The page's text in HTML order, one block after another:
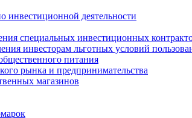
инвестиционной деятельности
специальных инвестиционных
инвесторам льготных условий
питания
рынка и предпринимательства
магазинов